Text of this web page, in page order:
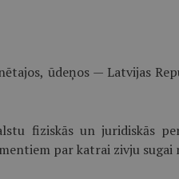
ūdeņos — Latvijas
fiziskās un juridiskās
par katrai zivju